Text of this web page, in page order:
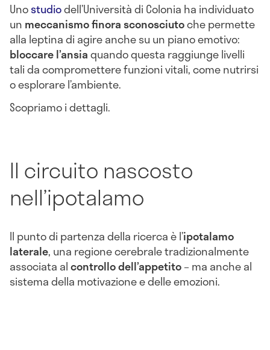
Unostudiodell’Università di Colonia ha individuato
un meccanismo finora sconosciutoche permette
alla leptina di agire anche su un piano emotivo:
bloccare l’ansiaquando questa raggiunge livelli
tali da compromettere funzioni vitali, come nutrirsi
o esplorare l’ambiente.
Scopriamo i dettagli.
Il circuito nascosto
nell’ipotalamo
Il punto di partenza della ricerca è l’ipotalamo
laterale, una regione cerebrale tradizionalmente
associata alcontrollo dell’appetito– ma anche al
sistema della motivazione e delle emozioni.